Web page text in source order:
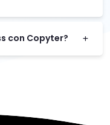
con Copyter?